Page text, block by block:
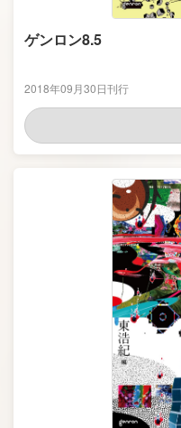
ゲンロン8.5
2018年09月30日刊行